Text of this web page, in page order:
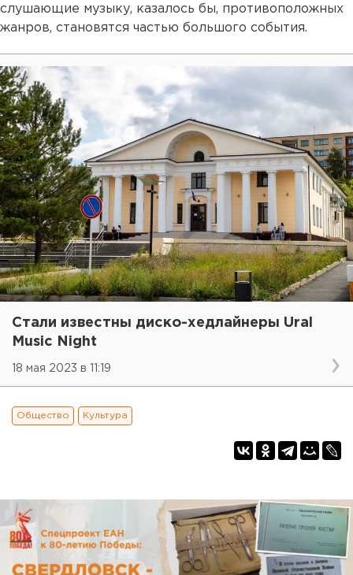
слушающие музыку, казалось бы, противоположных
жанров, становятся частью большого события.
Стали известны диско-хедлайнеры Ural
Music Night
18 мая 2023 в 11:19
Общество Культура